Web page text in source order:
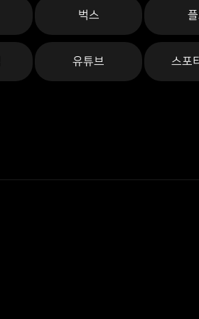
벅스
유튜브 스포